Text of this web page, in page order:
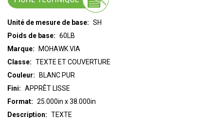
Classe: TEXTE ET COUVERTURE
Couleur:
BLANC PUR
Description: TEXTE
Fini: APPRÊT LISSE
Marque: MOHAWK VIA
Poids de base: 60LB
Unité de mesure de base: SH
Format: 25.000in x 38.000in